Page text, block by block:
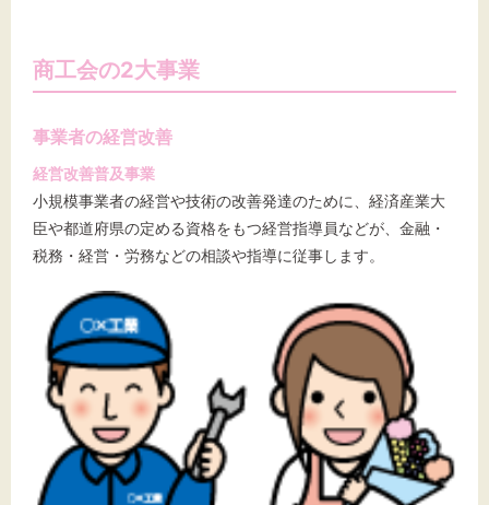
商工会の2大事業
事業者の経営改善
経営改善普及事業
小規模事業者の経営や技術の改善発達のために、経済産業大
臣や都道府県の定める資格をもつ経営指導員などが、金融・
税務・経営・労務などの相談や指導に従事します。